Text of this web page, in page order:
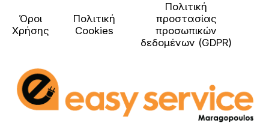
Όροι
Χρήσης
Πολιτική
Cookies
Πολιτική
προστασίας
προσωπικών
δεδομένων (GDPR)